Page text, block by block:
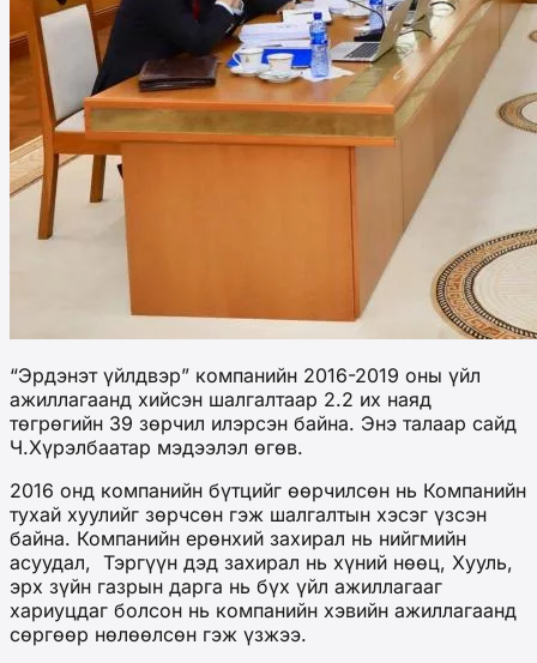
“Эрдэнэт үйлдвэр” компанийн 2016-2019 оны үйл
ажиллагаанд хийсэн шалгалтаар 2.2 их наяд
төгрөгийн 39 зөрчил илэрсэн байна. Энэ талаар сайд
Ч.Хүрэлбаатар мэдээлэл өгөв.
2016 онд компанийн бүтцийг өөрчилсөн нь Компанийн
тухай хуулийг зөрчсөн гэж шалгалтын хэсэг үзсэн
байна. Компанийн ерөнхий захирал нь нийгмийн
асуудал, Тэргүүн дэд захирал нь хүний нөөц, Хууль,
эрх зүйн газрын дарга нь бүх үйл ажиллагааг
хариуцдаг болсон нь компанийн хэвийн ажиллагаанд
сөргөөр нөлөөлсөн гэж үзжээ.